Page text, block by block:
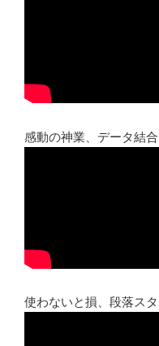
感動の神業、データ結
使わないと損、段落ス